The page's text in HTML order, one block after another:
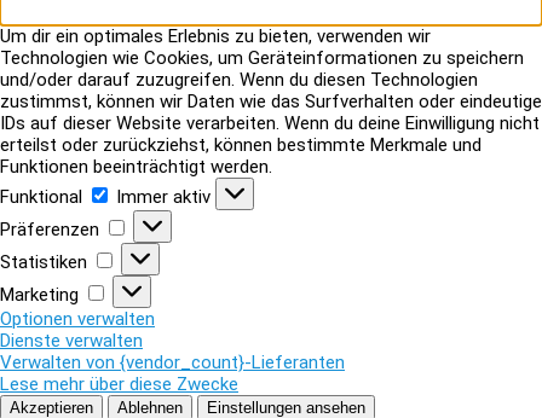
Um dir ein optimales Erlebnis zu bieten, verwenden wir
Technologien wie Cookies, um Geräteinformationen zu speichern
und/oder darauf zuzugreifen. Wenn du diesen Technologien
zustimmst, können wir Daten wie das Surfverhalten oder eindeutige
IDs auf dieser Website verarbeiten. Wenn du deine Einwilligung nicht
erteilst oder zurückziehst, können bestimmte Merkmale und
Funktionen beeinträchtigt werden.
Funktional
Funktional
Immer aktiv
Präferenzen
Präferenzen
Statistiken
Statistiken
Marketing
Marketing
Optionen verwalten
Dienste verwalten
Verwalten von {vendor_count}-Lieferanten
Lese mehr über diese Zwecke
Akzeptieren Ablehnen
Einstellungen ansehen